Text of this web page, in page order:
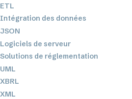
ETL
Intégration des données
JSON
Logiciels de serveur
Solutions de réglementation
UML
XBRL
XML